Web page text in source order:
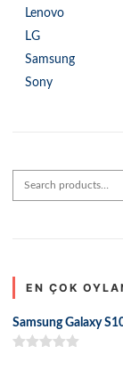
Lenovo
LG
Samsung
Sony
Search for:
EN ÇOK
Samsung Galaxy